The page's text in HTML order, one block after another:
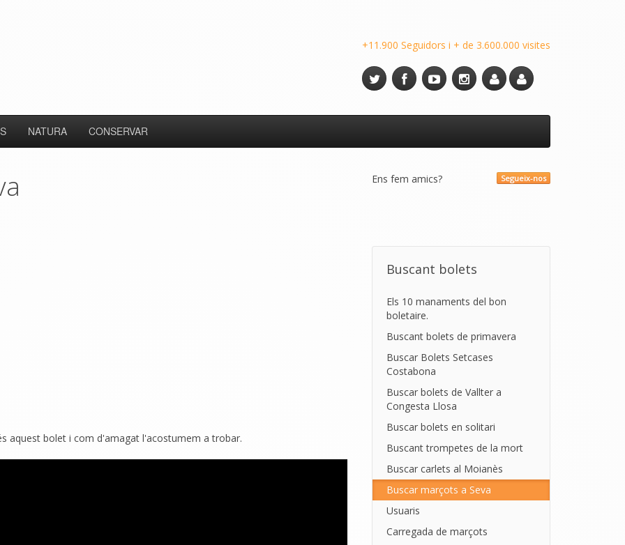
+11.900 Seguidors i + de 3.600.000 visites
NATURA CONSERVAR
aquest bolet i com d'amagat l'acostumem a trobar.
Segueix-nos
Ens fem amics?
Buscant bolets
Els 10 manaments del bon
boletaire.
Buscant bolets de primavera
Buscar Bolets Setcases
Costabona
Buscar bolets de Vallter a
Congesta Llosa
Buscar bolets en solitari
Buscant trompetes de la mort
Buscar carlets al Moianès
Buscar marçots a Seva
Usuaris
Carregada de marçots